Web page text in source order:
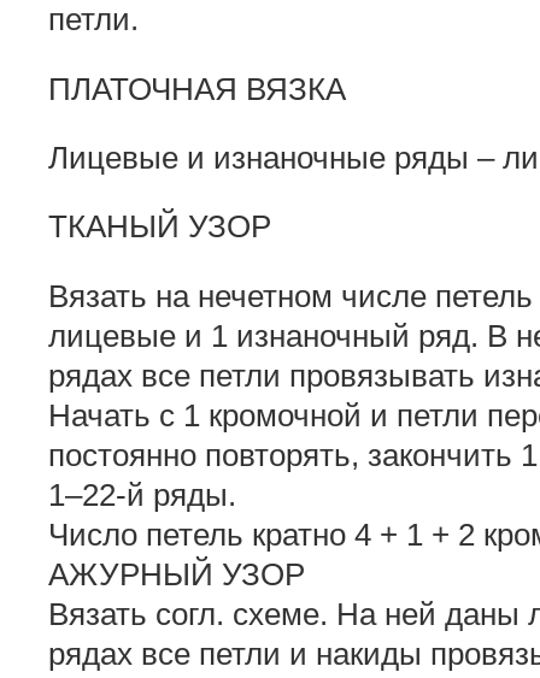
петли.
ПЛАТОЧНАЯ ВЯЗКА
Лицевые и изнаночные ряды –
ТКАНЫЙ УЗОР
Вязать на нечетном числе
лицевые и 1 изнаночный ряд. В
рядах все петли провязывать
Начать с 1 кромочной и петли
постоянно повторять,
1–22-й ряды.
Число петель кратно 4 + 1 + 2
АЖУРНЫЙ УЗОР
Вязать согл. схеме. На ней
рядах все петли и накиды